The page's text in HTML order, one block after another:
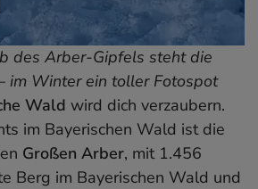
des Arber-Gipfels steht die
im Winter ein toller Fotospot
Wald wird dich verzaubern.
im Bayerischen Wald ist die
Großen Arber, mit 1.456
Berg im Bayerischen Wald und